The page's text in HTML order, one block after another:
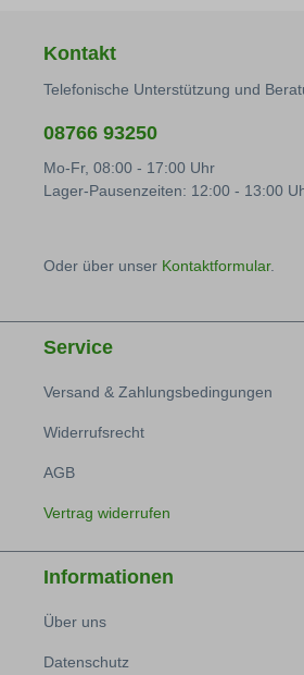
Kontakt
Telefonische Unterstützung und
08766 93250
Mo-Fr, 08:00 - 17:00 Uhr
Lager-Pausenzeiten: 12:00 - 13:00
Oder über unser Kontaktformular.
Service
Versand & Zahlungsbedingungen
Widerrufsrecht
AGB
Vertrag widerrufen
Informationen
Über uns
Datenschutz